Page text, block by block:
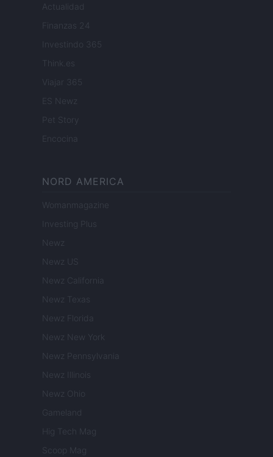
Actualidad
Finanzas 24
Investindo 365
Think.es
Viajar 365
ES Newz
Pet Story
Encocina
NORD AMERICA
Womanmagazine
Investing Plus
Newz
Newz US
Newz California
Newz Texas
Newz Florida
Newz New York
Newz Pennsylvania
Newz Illinois
Newz Ohio
Gameland
Hig Tech Mag
Scoop Mag